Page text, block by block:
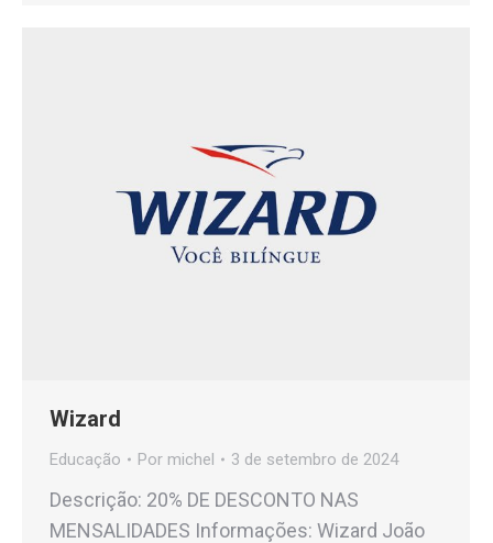
Wizard
Educação Por michel 3 de setembro de 2024
Descrição: 20% DE DESCONTO NAS
MENSALIDADES Informações: Wizard João